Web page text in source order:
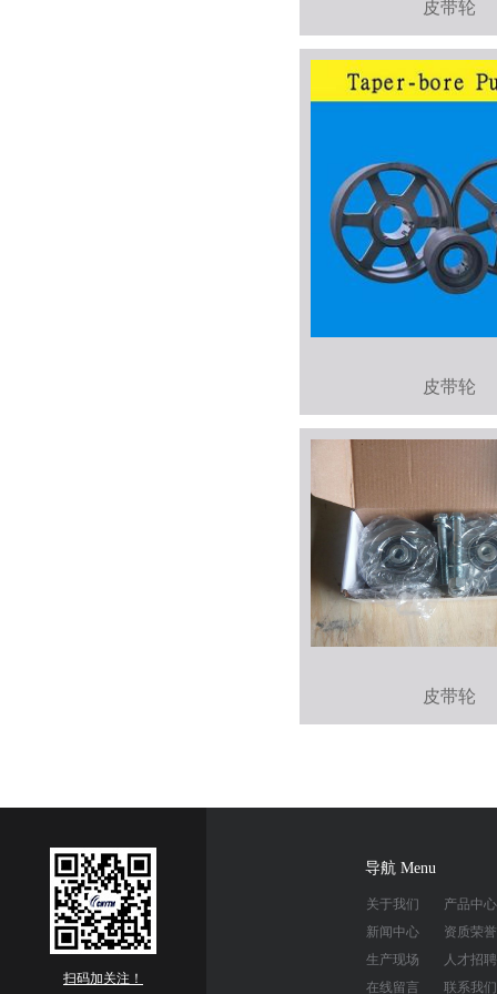
皮带轮
皮带轮
皮带轮
扫码加关注！
导航 Menu
关于我们
产品中心
新闻中心
资质荣誉
生产现场
人才招聘
在线留言
联系我们